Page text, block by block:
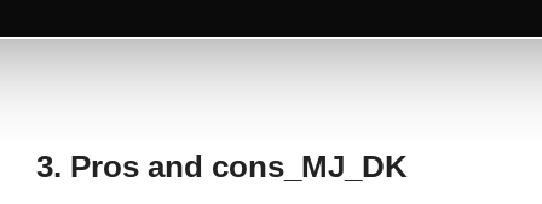
3. Pros and cons_MJ_DK